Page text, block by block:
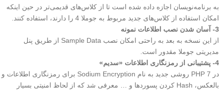
به برنامه‌نویسان اجازه داده شده است تا از کلاس‌های قدیمی‌تر در حین اینکه
امکان استفاده از کلاس‌های جدید مربوط به جوملا 4 را دارند، استفاده کنند.
3- آسان‌ شدن نصب اطلاعات نمونه
از این نسخه به بعد به راحتی امکان نصب Sample Data از طریق پنل
مدیریتی جوملا مقدور است.
4- پشتیبانی از رمزنگاری اطلاعات «سدیم»
در PHP 7 روشی جدید به نام Sodium Encryption برای رمزنگاری اطلاعات و
بالعکس، Hash کردن پسوردها و … معرفی شد که از لحاظ امنیتی بسیار